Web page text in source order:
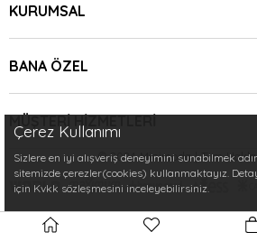
KURUMSAL
BANA ÖZEL
MÜŞTERİ HİZMETLERİ
© 2024 Minimoda | Tüm Hakları
Çerez Kullanımı
Sizlere en iyi alışveriş deneyimini sunabilmek
sitemizde çerezler(cookies) kullanmaktayız.
için Kvkk sözleşmesini inceleyebilirsiniz.